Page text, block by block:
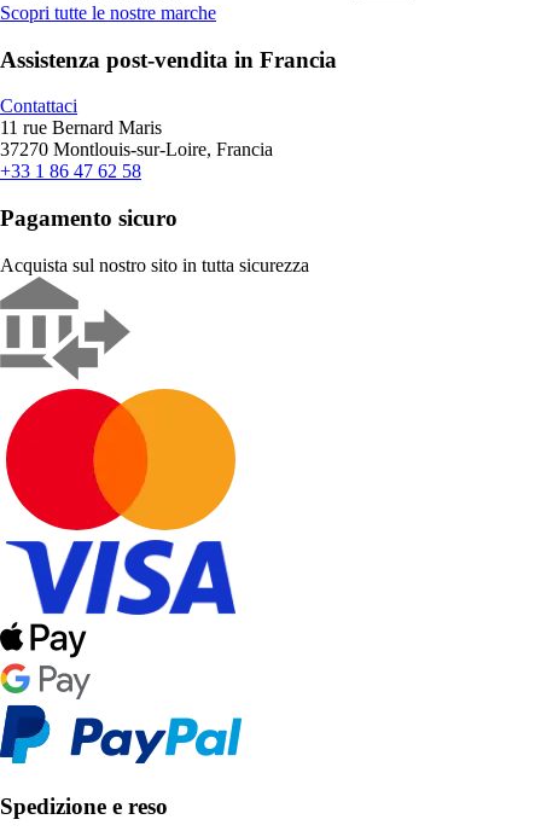
Scopri tutte le nostre marche
Assistenza post-vendita in Francia
Contattaci
11 rue Bernard Maris
37270 Montlouis-sur-Loire, Francia
+33 1 86 47 62 58
Pagamento sicuro
Acquista sul nostro sito in tutta sicurezza
Spedizione e reso